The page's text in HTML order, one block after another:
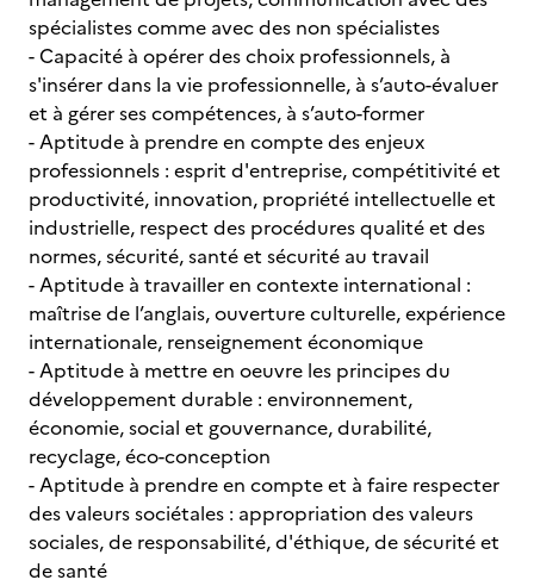
spécialistes comme avec des non spécialistes
- Capacité à opérer des choix professionnels, à
s'insérer dans la vie professionnelle, à s’auto-évaluer
et à gérer ses compétences, à s’auto-former
- Aptitude à prendre en compte des enjeux
professionnels : esprit d'entreprise, compétitivité et
productivité, innovation, propriété intellectuelle et
industrielle, respect des procédures qualité et des
normes, sécurité, santé et sécurité au travail
- Aptitude à travailler en contexte international :
maîtrise de l’anglais, ouverture culturelle, expérience
internationale, renseignement économique
- Aptitude à mettre en oeuvre les principes du
développement durable : environnement,
économie, social et gouvernance, durabilité,
recyclage, éco-conception
- Aptitude à prendre en compte et à faire respecter
des valeurs sociétales : appropriation des valeurs
sociales, de responsabilité, d'éthique, de sécurité et
de santé